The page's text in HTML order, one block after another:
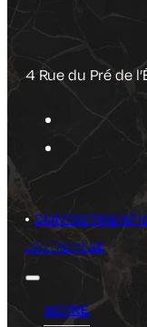
4 Rue du Pré de
L'ENTREPRISE
NOTRE
CONTACT